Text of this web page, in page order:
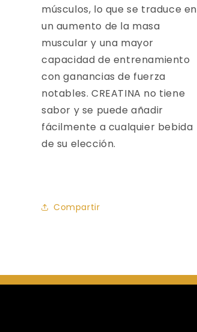
músculos, lo que se traduce en
un aumento de la masa
muscular y una mayor
capacidad de entrenamiento
con ganancias de fuerza
notables. CREATINA no tiene
sabor y se puede añadir
fácilmente a cualquier bebida
de su elección.
Compartir